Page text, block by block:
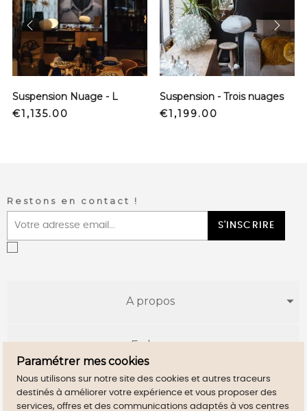
Suspension Nuage - L
Price
€1,135.00
Suspension - Trois nuages
Price
€1,199.00
prev next
Restons en contact !
S'INSCRIRE
A propos
E-shop
Infos utiles
Paramétrer mes cookies
Nous utilisons sur notre site des cookies et autres traceurs
destinés à améliorer votre expérience et vous proposer des
services, offres et des communications adaptés à vos centres